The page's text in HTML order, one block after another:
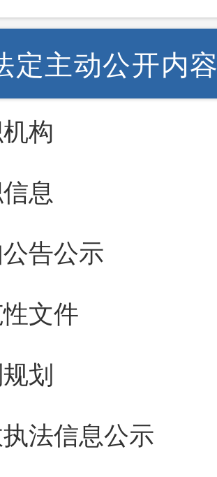
定主动公开内
构
息
告公示
文件
划
法信息公示